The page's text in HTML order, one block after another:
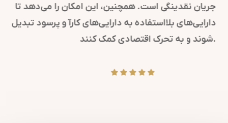
استراتژی‌های روابط عمومی به موقعیت‌یابی برند کمک
کرده و پیام‌های مهم سازمانی را به ذینفعان می‌رسانند.
همچنین، در مواقع بحران، روابط عمومی کلیدی است تا